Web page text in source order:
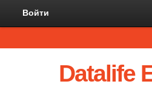
Войти
Datalife